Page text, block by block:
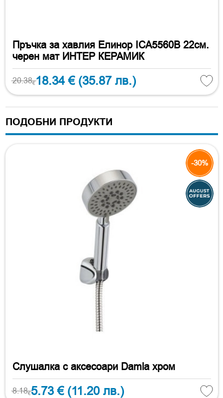
Пръчка за хавлия Елинор ICA5560B 22см.
черен мат ИНТЕР КЕРАМИК
20.38€18.34 € (35.87 лв.)
ПОДОБНИ ПРОДУКТИ
-30%
Слушалка с аксесоари Damla хром
8.18€5.73 € (11.20 лв.)